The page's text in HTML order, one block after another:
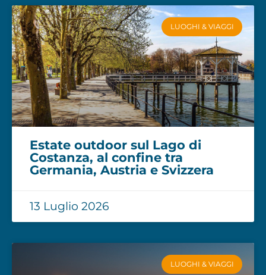
LUOGHI & VIAGGI
Estate outdoor sul Lago di
Costanza, al confine tra
Germania, Austria e Svizzera
13 Luglio 2026
LUOGHI & VIAGGI